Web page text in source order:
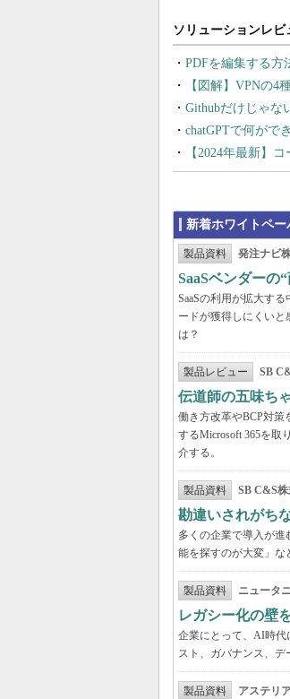
PDFを編集する方
【図解】VPNの4
Githubだけじゃな
chatGPTで何がで
【2024年最新】
新着ホワイトペー
製品資料 発注ナビ
SaaSベンダーの
SaaSの利用が拡大す
ードが獲得しにくい
は？
製品レビュー SB
伝道師の五味ち
働き方改革やBCP対策
するMicrosoft 365を取
介する。
製品資料 SB C&S
勘違いされがち
多くの企業で導入が進
能を探すのが大変」な
製品資料 ニュータ
レガシー化の壁
企業にとって、AI時代
スト、ガバナンス、デ
製品資料 アステリ